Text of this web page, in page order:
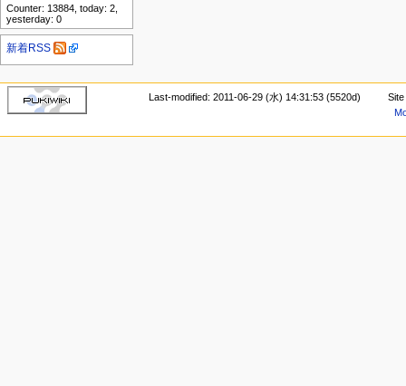
Counter: 13884, today: 2,
yesterday: 0
新着RSS
Last-modified: 2011-06-29 (水) 14:31:53 (5520d)